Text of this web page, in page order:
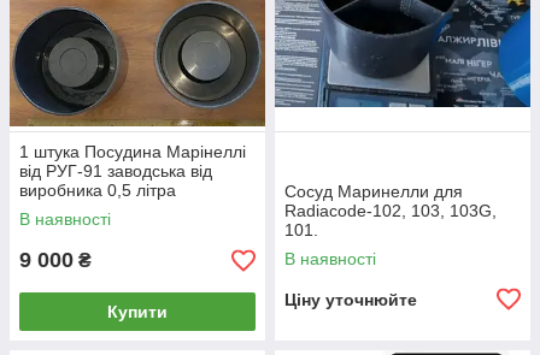
1 штука Посудина Марінеллі
від РУГ-91 заводська від
виробника 0,5 літра
В наявності
9 000 ₴
Купити
Сосуд Маринелли для
Radiacode-102, 103, 103G,
101.
В наявності
Ціну уточнюйте